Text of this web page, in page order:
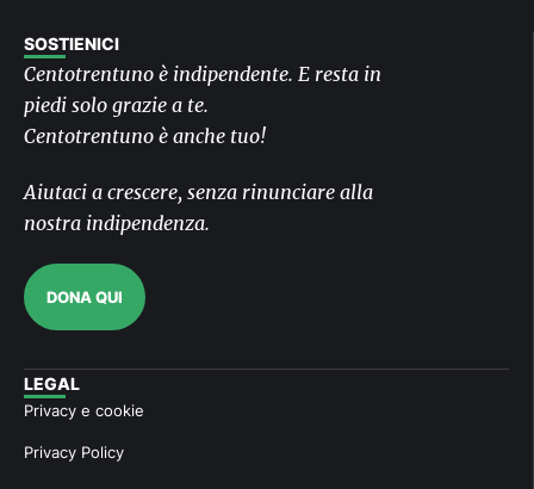
SOSTIENICI
Centotrentuno è indipendente. E resta in
piedi solo grazie a te.
Centotrentuno è anche tuo!
Aiutaci a crescere, senza rinunciare alla
nostra indipendenza.
DONA QUI
LEGAL
Privacy e cookie
Privacy Policy